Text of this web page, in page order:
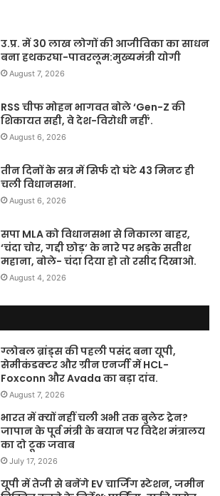
उ.प्र. में 30 लाख लोगों की आजीविका का साधन
बना हथकरघा-पावरलूम:मुख्यमंत्री योगी
August 7, 2026
RSS चीफ मोहन भागवत बोले ‘Gen-Z की
शिकायत सही, वे देश-विरोधी नहीं’.
August 6, 2026
तीन दिनों के सत्र में सिर्फ दो घंटे 43 मिनट ही
चली विधानसभा.
August 6, 2026
सपा MLA को विधानसभा से निकाला बाहर,
‘चंदा चोर, गद्दी छोड़’ के नारे पर भड़के सतीश
महाना, बोले- चंदा दिया हो तो रसीद दिखाओ.
August 4, 2026
ग्लोबल ब्रांड्स की पहली पसंद बना यूपी,
सेमीकंडक्टर और ग्रीन एनर्जी में HCL-
Foxconn और Avada का बड़ा दांव.
August 7, 2026
भारत में क्यों नहीं चली अभी तक बुलेट ट्रेन?
जापान के पूर्व मंत्री के बयान पर विदेश मंत्रालय
का दो टूक जवाब
July 17, 2026
यूपी में तेजी से बनेंगे EV चार्जिंग स्टेशन, जमीन